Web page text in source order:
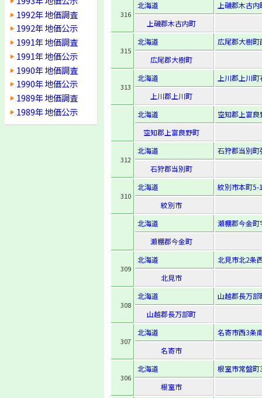
1992年 地価調査
1992年 地価公示
1991年 地価調査
1991年 地価公示
1990年 地価調査
1990年 地価公示
1989年 地価調査
1989年 地価公示
316
北海道
上磯郡木古
上磯郡木古内町
315
北海道
広尾郡大樹
広尾郡大樹町
313
北海道
上川郡上川
上川郡上川町
北海道
空知郡上富
空知郡上富良野町
312
北海道
石狩郡当別
石狩郡当別町
310
北海道
紋別市本町5-
紋別市
北海道
瀬棚郡今金
瀬棚郡今金町
309
北海道
北見市北2条
北見市
308
北海道
山越郡長万
山越郡長万部町
307
北海道
名寄市西3条
名寄市
306
北海道
根室市常盤
根室市